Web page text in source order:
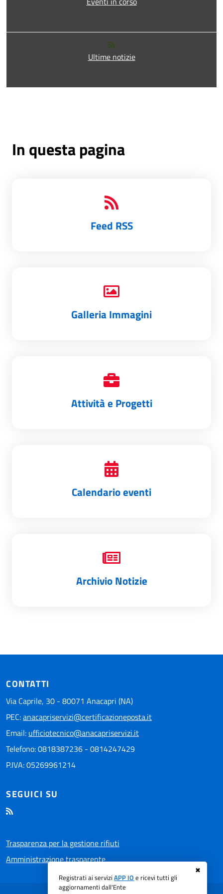
✖
Registrati ai serviziAPP IO e ricevi tutti gli
aggiornamenti dall'Ente
Ultime notizie
In questa pagina
Feed RSS
Galleria Immagini
Attività e Progetti
Calendario eventi
Archivio Notizie
CONTATTI
Via Caprile, 30 - 80071 Anacapri (NA)
PEC:anacapriservizi@certificazioneposta.it
Email: ufficiotecnico@anacapriservizi.it
Telefono: 0818387236 - 0814247429
P.IVA: 05269961214
SEGUICI SU
Trasparenza per la gestione rifiuti
Amministrazione trasparente